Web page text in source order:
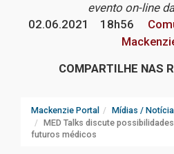
evento on-line
02.06.2021
18h56
COMPARTILHE NAS
Mackenzie Portal Mídias /
MED Talks discute
futuros médicos